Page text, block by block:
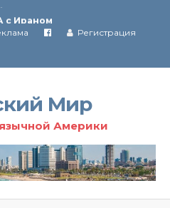
Ираном
в Иране Регистрация
Мир
Америки